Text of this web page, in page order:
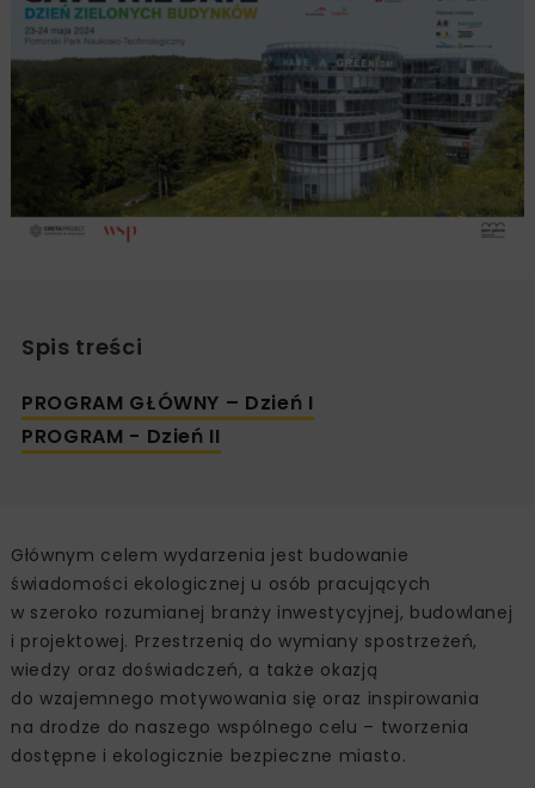
Spis treści
PROGRAM GŁÓWNY – Dzień I
PROGRAM - Dzień II
Głównym celem wydarzenia jest budowanie
świadomości ekologicznej u osób pracujących
w szeroko rozumianej branży inwestycyjnej, budowlanej
i projektowej. Przestrzenią do wymiany spostrzeżeń,
wiedzy oraz doświadczeń, a także okazją
do wzajemnego motywowania się oraz inspirowania
na drodze do naszego wspólnego celu – tworzenia
dostępne i ekologicznie bezpieczne miasto.